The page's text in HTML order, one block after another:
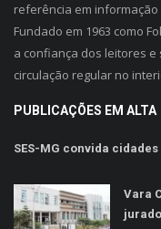
referência em
Fundado em 1963 como
a confiança dos leitores
circulação regular no
PUBLICAÇÕES EM ALTA
SES-MG convida
Vara